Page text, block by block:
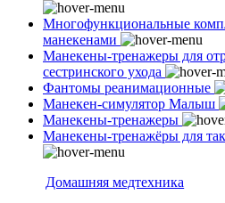
Многофункциональные
манекенами
Манекены-тренажеры для
сестринского ухода
Фантомы реанимационные
Манекен-симулятор Малыш
Манекены-тренажеры
Манекены-тренажёры для
Домашняя медтехника